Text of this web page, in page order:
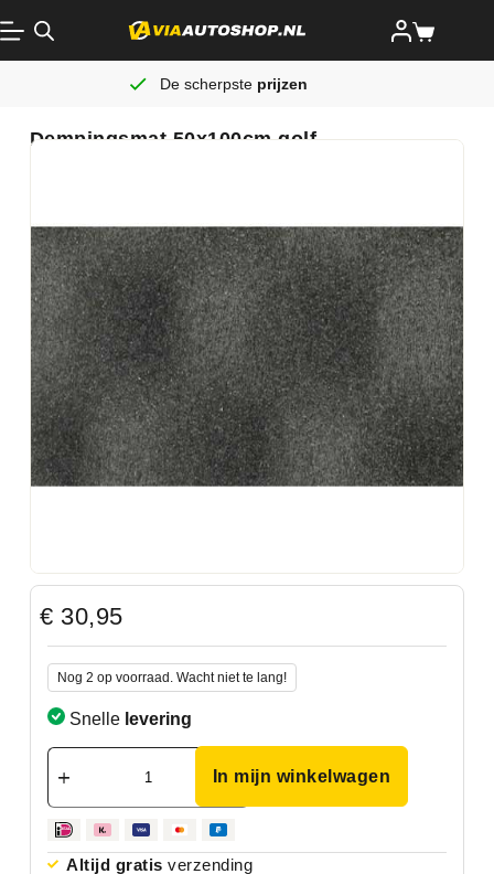
De scherpste prijzen
Dempingsmat 50x100cm golf
€ 30,95
Nog 2 op voorraad. Wacht niet te lang!
Snelle levering
In mijn winkelwagen
Altijd gratis verzending